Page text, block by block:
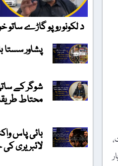
د لکونو روپو گاڑے ساتو
پشاور سستا
شوگر کے
محتاط
بائی پاس
لائبریری کی